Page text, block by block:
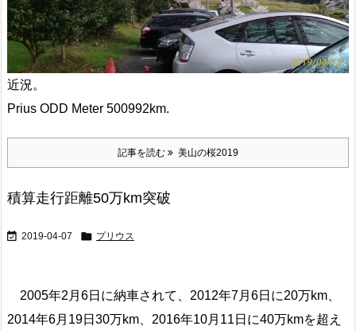
近況。
Prius ODD Meter 500992km.
記事を読む 美山の桜2019
積算走行距離50万km突破
 2019-04-07  プリウス
2005年2月6日に納車されて、2012年7月6日に20万km、
2014年6月19日30万km、2016年10月11日に40万kmを超え